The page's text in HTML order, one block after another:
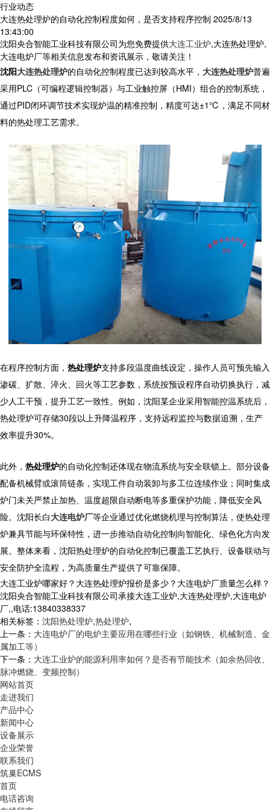
行业动态
大连热处理炉的自动化控制程度如何，是否支持程序控制 2025/8/13
13:43:00
沈阳央合智能工业科技有限公司为您免费提供大连工业炉,大连热处理炉,
大连电炉厂等相关信息发布和资讯展示，敬请关注！
沈阳大连热处理炉的自动化控制程度已达到较高水平， 大连热处理炉普遍
采用PLC（可编程逻辑控制器）与工业触控屏（HMI）组合的控制系统，
通过PID闭环调节技术实现炉温的精准控制，精度可达±1℃，满足不同材
料的热处理工艺需求。
在程序控制方面， 热处理炉支持多段温度曲线设定，操作人员可预先输入
渗碳、扩散、淬火、回火等工艺参数，系统按预设程序自动切换执行，减
少人工干预，提升工艺一致性。例如，沈阳某企业采用智能控温系统后，
热处理炉可存储30段以上升降温程序，支持远程监控与数据追溯，生产
效率提升30%。
此外， 热处理炉的自动化控制还体现在物流系统与安全联锁上。部分设备
配备机械臂或滚筒链条，实现工件自动装卸与多工位连续作业；同时集成
炉门未关严禁止加热、温度超限自动断电等多重保护功能，降低安全风
险。沈阳长白大连电炉厂等企业通过优化燃烧机理与控制算法，使热处理
炉兼具节能与环保特性，进一步推动自动化控制向智能化、绿色化方向发
展。整体来看，沈阳热处理炉的自动化控制已覆盖工艺执行、设备联动与
安全防护全流程，为高质量生产提供了可靠保障。
大连工业炉哪家好？大连热处理炉报价是多少？大连电炉厂质量怎么样？
沈阳央合智能工业科技有限公司承接大连工业炉,大连热处理炉,大连电炉
厂,,电话:13840338337
相关标签： 沈阳热处理炉,热处理炉,
上一条： 大连电炉厂的电炉主要应用在哪些行业（如钢铁、机械制造、金
属加工等）
下一条： 大连工业炉的能源利用率如何？是否有节能技术（如余热回收、
脉冲燃烧、变频控制）
网站首页
走进我们
产品中心
新闻中心
设备展示
企业荣誉
联系我们
筑巢ECMS
首页
电话咨询